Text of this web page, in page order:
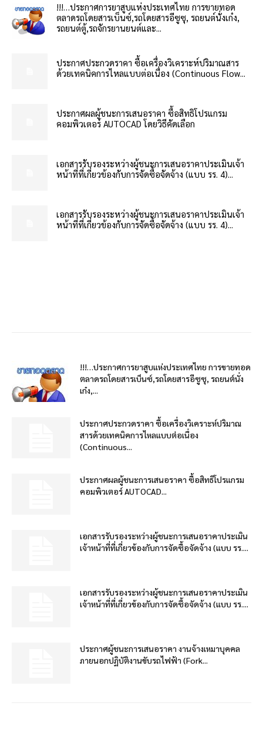
!!!…ประกาศการยาสูบแห่งประเทศไทย การขายทอด
ตลาดรถโดยสารเบ็นซ์,รถโดยสารอีซูซุ, รถยนต์นั่งเก๋ง,
รถยนต์ตู้,รถจักรยานยนต์และ...
ประกาศประกวดราคา ซื้อเครื่องวิเคราะห์ปริมาณสาร
ด้วยเทคนิคการไหลแบบต่อเนื่อง (Continuous Flow...
ประกาศผลผู้ชนะการเสนอราคา ซื้อสิทธิโปรแกรม
คอมพิวเตอร์ AUTOCAD โดยวิธีคัดเลือก
เอกสารรับรองระหว่างผู้ชนะการเสนอราคาประเมินเจ้า
หน้าที่ที่เกี่ยวข้องกับการจัดซื้อจัดจ้าง (แบบ รร. 4)...
เอกสารรับรองระหว่างผู้ชนะการเสนอราคาประเมินเจ้า
หน้าที่ที่เกี่ยวข้องกับการจัดซื้อจัดจ้าง (แบบ รร. 4)...
!!!…ประกาศการยาสูบแห่งประเทศไทย การขายทอด
ตลาดรถโดยสารเบ็นซ์,รถโดยสารอีซูซุ, รถยนต์นั่ง
เก๋ง,...
ประกาศประกวดราคา ซื้อเครื่องวิเคราะห์ปริมาณ
สารด้วยเทคนิคการไหลแบบต่อเนื่อง
(Continuous...
ประกาศผลผู้ชนะการเสนอราคา ซื้อสิทธิโปรแกรม
คอมพิวเตอร์ AUTOCAD...
เอกสารรับรองระหว่างผู้ชนะการเสนอราคาประเมิน
เจ้าหน้าที่ที่เกี่ยวข้องกับการจัดซื้อจัดจ้าง (แบบ รร....
เอกสารรับรองระหว่างผู้ชนะการเสนอราคาประเมิน
เจ้าหน้าที่ที่เกี่ยวข้องกับการจัดซื้อจัดจ้าง (แบบ รร....
ประกาศผู้ชนะการเสนอราคา งานจ้างเหมาบุคคล
ภายนอกปฏิบัติงานขับรถไฟฟ้า (Fork...